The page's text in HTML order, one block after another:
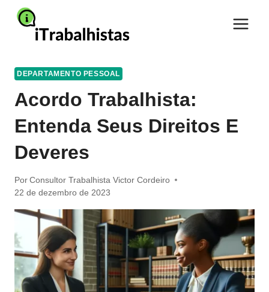
Pular
para
DEPARTAMENTO PESSOAL
Acordo Trabalhista:
Entenda Seus Direitos E
Deveres
Por Consultor Trabalhista Victor Cordeiro
22 de dezembro de 2023